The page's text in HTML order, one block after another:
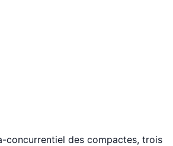
concurrentiel des compactes, trois